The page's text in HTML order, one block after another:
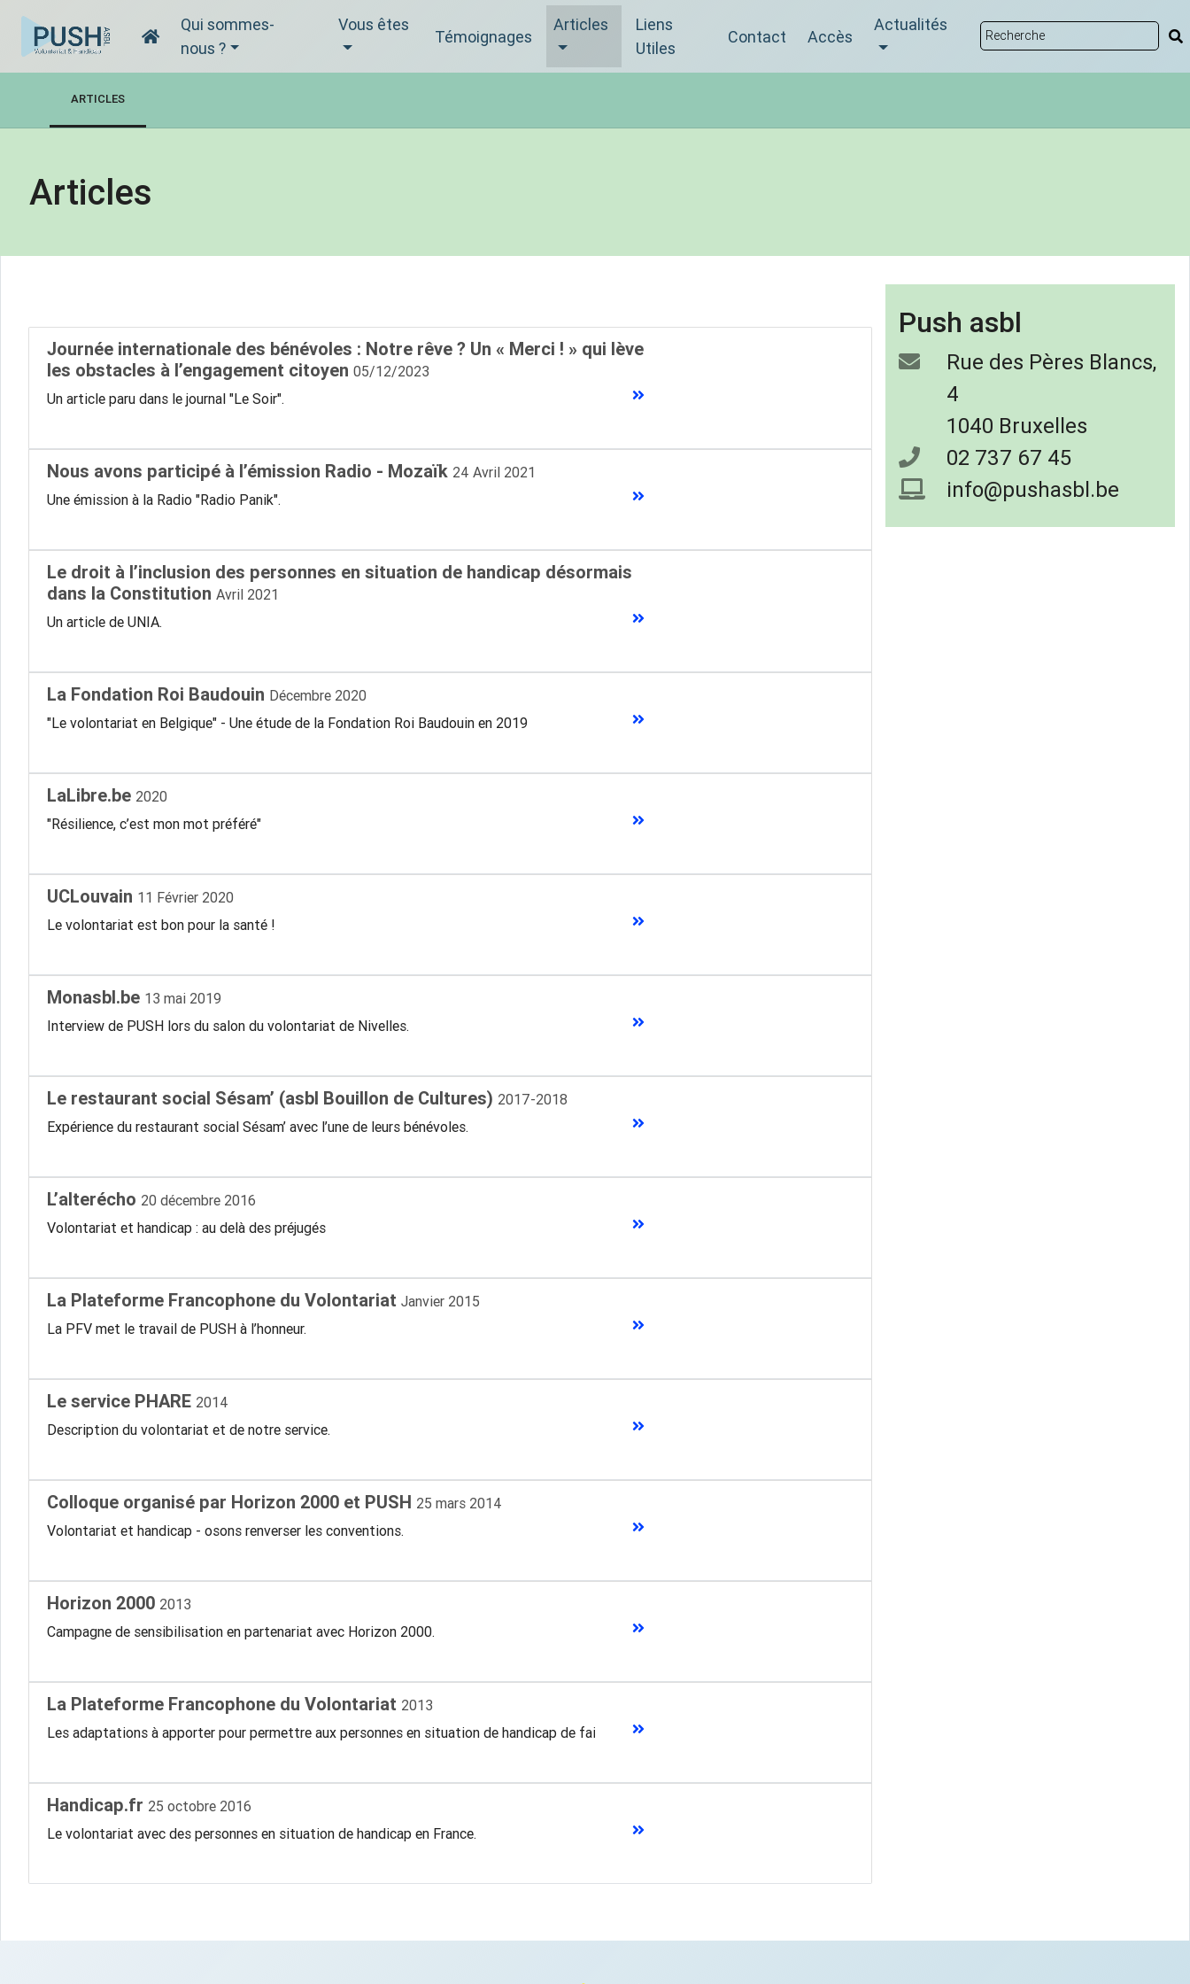
Qui sommes-
nous ?
Vous êtes
Témoignages
Articles
Liens
Utiles
Contact Accès
Actualités
ARTICLES
Articles
Journée internationale des bénévoles : Notre rêve ? Un « Merci ! » qui lève
les obstacles à l’engagement citoyen 05/12/2023
Un article paru dans le journal "Le Soir".
Nous avons participé à l’émission Radio - Mozaïk 24 Avril 2021
Une émission à la Radio "Radio Panik".
Le droit à l’inclusion des personnes en situation de handicap désormais
dans la Constitution Avril 2021
Un article de UNIA.
La Fondation Roi Baudouin Décembre 2020
"Le volontariat en Belgique" - Une étude de la Fondation Roi Baudouin en 2019
LaLibre.be 2020
"Résilience, c’est mon mot préféré"
UCLouvain 11 Février 2020
Le volontariat est bon pour la santé !
Monasbl.be 13 mai 2019
Interview de PUSH lors du salon du volontariat de Nivelles.
Le restaurant social Sésam’ (asbl Bouillon de Cultures) 2017-2018
Expérience du restaurant social Sésam’ avec l’une de leurs bénévoles.
L’alterécho 20 décembre 2016
Volontariat et handicap : au delà des préjugés
La Plateforme Francophone du Volontariat Janvier 2015
La PFV met le travail de PUSH à l’honneur.
Le service PHARE 2014
Description du volontariat et de notre service.
Colloque organisé par Horizon 2000 et PUSH 25 mars 2014
Volontariat et handicap - osons renverser les conventions.
Horizon 2000 2013
Campagne de sensibilisation en partenariat avec Horizon 2000.
La Plateforme Francophone du Volontariat 2013
Les adaptations à apporter pour permettre aux personnes en situation de handicap de faire du volontariat.
Handicap.fr 25 octobre 2016
Le volontariat avec des personnes en situation de handicap en France.
Push asbl
Rue des Pères Blancs,
4
1040 Bruxelles
02 737 67 45
info@pushasbl.be